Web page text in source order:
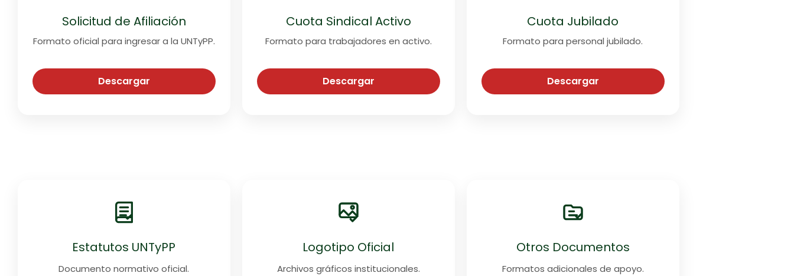
Solicitud de Afiliación
Formato oficial para ingresar a la UNTyPP.
Descargar
Cuota Sindical Activo
Formato para trabajadores en activo.
Descargar
Cuota Jubilado
Formato para personal jubilado.
Descargar
Estatutos UNTyPP
Documento normativo oficial.
Logotipo Oficial
Archivos gráficos institucionales.
Otros Documentos
Formatos adicionales de apoyo.